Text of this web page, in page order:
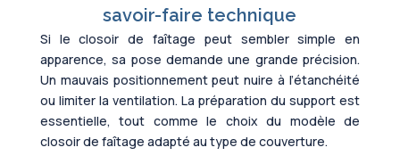
savoir-faire technique
Si le closoir de faîtage peut sembler simple en
apparence, sa pose demande une grande précision.
Un mauvais positionnement peut nuire à l’étanchéité
ou limiter la ventilation. La préparation du support est
essentielle, tout comme le choix du modèle de
closoir de faîtage adapté au type de couverture.